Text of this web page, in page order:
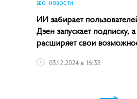
SEO, НОВОСТИ
ИИ забирает
Дзен запускает подписку,
расширяет свои
03.12.2024 в 16:38